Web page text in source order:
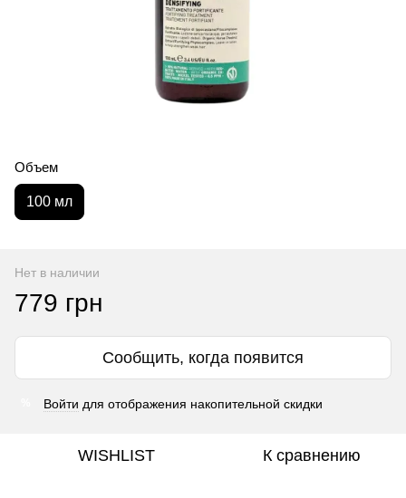
Объем
100 мл
Нет в наличии
779 грн
Сообщить, когда появится
Войти для отображения накопительной скидки
WISHLIST К сравнению